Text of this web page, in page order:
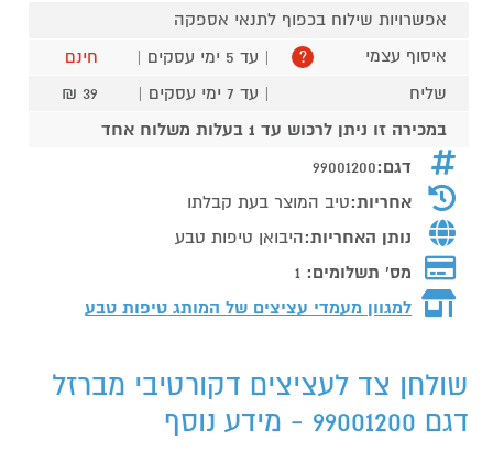
אפשרויות שילוח בכפוף לתנאי אספקה
איסוף עצמי
? | עד 5 ימי עסקים |
חינם
שליח
| עד 7 ימי עסקים |
39 ₪
במכירה זו ניתן לרכוש עד 1 בעלות משלוח אחד
דגם:99001200
אחריות:טיב המוצר בעת קבלתו
נותן האחריות:היבואן טיפות טבע
מס' תשלומים: 1
למגוון מעמדי עציצים של המותג טיפות טבע
שולחן צד לעציצים דקורטיבי מברזל
דגם 99001200 - מידע נוסף